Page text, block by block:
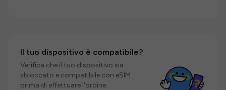
Il tuo dispositivo è compatibile?
Verifica che il tuo dispositivo sia
sbloccato e compatibile con eSIM
prima di effettuare l'ordine.